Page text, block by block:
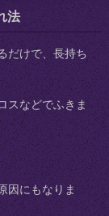
法
だけで、長持ち
スなどでふきま
因にもなりま